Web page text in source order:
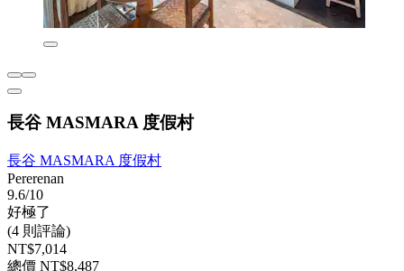
長谷 MASMARA 度假村
長谷 MASMARA 度假村
Pererenan
9.6/10
好極了
(4 則評論)
NT$7,014
總價 NT$8,487